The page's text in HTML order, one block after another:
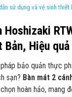
sử dụng và vệ sinh thiết
Hoshizaki
Bản, Hiệu
bảo quản thực
sạn? Bàn mát 2
hoàn hảo, mang